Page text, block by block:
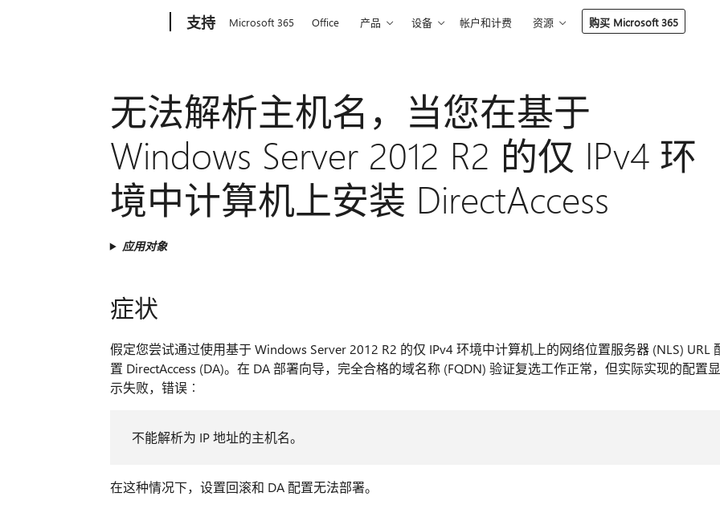
支持 Microsoft 365 Office 产品 设备 帐户和计费 资源 购买 Microsoft 365
无法解析主机名，当您在基于
Windows Server 2012 R2 的仅 IPv4 环
境中计算机上安装 DirectAccess
应用对象
症状
假定您尝试通过使用基于 Windows Server 2012 R2 的仅 IPv4 环境中计算机上的网络位置服务器 (NLS) URL
置 DirectAccess (DA)。在 DA 部署向导，完全合格的域名称 (FQDN) 验证复选工作正常，但实际实现的配置显
示失败，错误︰
不能解析为 IP 地址的主机名。
在这种情况下，设置回滚和 DA 配置无法部署。